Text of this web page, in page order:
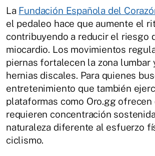
La Fundación Española del
el pedaleo hace que aumente el
contribuyendo a reducir el riesgo
miocardio. Los movimientos
piernas fortalecen la zona lumbar
hernias discales. Para quienes
entretenimiento que también
plataformas como Oro.gg ofrecen
requieren concentración
naturaleza diferente al esfuerzo
ciclismo.